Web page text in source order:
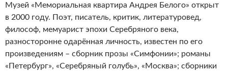
Музей «Мемориальная квартира Андрея Белого» открыт
в 2000 году. Поэт, писатель, критик, литературовед,
философ, мемуарист эпохи Серебряного века,
разносторонне одарённая личность, известен по его
произведениям – сборник прозы «Симфонии»; романы
«Петербург», «Серебряный голубь», «Москва»; сборники